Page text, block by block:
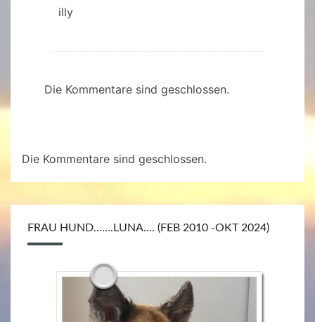
illy
Die Kommentare sind geschlossen.
Die Kommentare sind geschlossen.
FRAU HUND…….LUNA…. (FEB 2010 -OKT 2024)